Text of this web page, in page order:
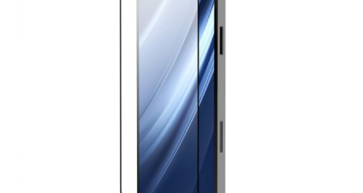
(miễn phí)
(Giờ làm việc: 08h00 - 21h00)